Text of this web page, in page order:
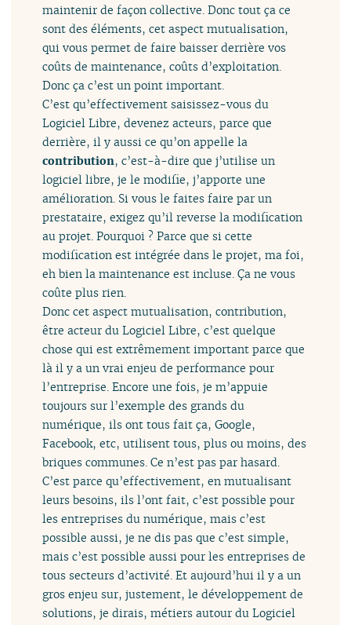
maintenir de façon collective. Donc tout ça ce
sont des éléments, cet aspect mutualisation,
qui vous permet de faire baisser derrière vos
coûts de maintenance, coûts d’exploitation.
Donc ça c’est un point important.
C’est qu’effectivement saisissez-vous du
Logiciel Libre, devenez acteurs, parce que
derrière, il y aussi ce qu’on appelle la
contribution, c’est-à-dire que j’utilise un
logiciel libre, je le modifie, j’apporte une
amélioration. Si vous le faites faire par un
prestataire, exigez qu’il reverse la modification
au projet. Pourquoi ? Parce que si cette
modification est intégrée dans le projet, ma foi,
eh bien la maintenance est incluse. Ça ne vous
coûte plus rien.
Donc cet aspect mutualisation, contribution,
être acteur du Logiciel Libre, c’est quelque
chose qui est extrêmement important parce que
là il y a un vrai enjeu de performance pour
l’entreprise. Encore une fois, je m’appuie
toujours sur l’exemple des grands du
numérique, ils ont tous fait ça, Google,
Facebook, etc, utilisent tous, plus ou moins, des
briques communes. Ce n’est pas par hasard.
C’est parce qu’effectivement, en mutualisant
leurs besoins, ils l’ont fait, c’est possible pour
les entreprises du numérique, mais c’est
possible aussi, je ne dis pas que c’est simple,
mais c’est possible aussi pour les entreprises de
tous secteurs d’activité. Et aujourd’hui il y a un
gros enjeu sur, justement, le développement de
solutions, je dirais, métiers autour du Logiciel